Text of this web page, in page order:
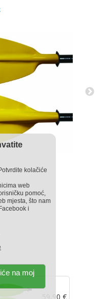
59,90 €
kolačiće
web
pomoć,
mjesta, što nam
i
na moj